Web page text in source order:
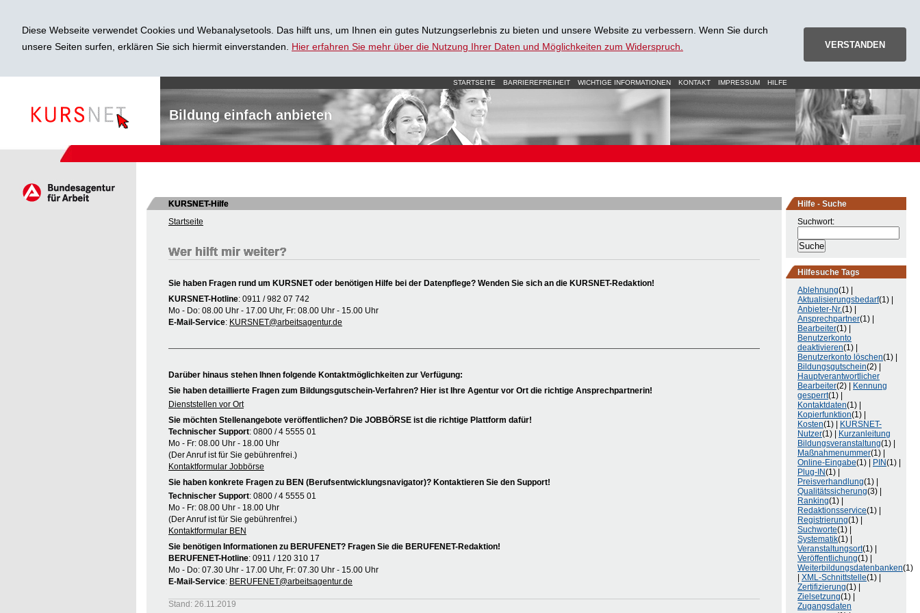
Diese Webseite verwendet Cookies und Webanalysetools. Das hilft uns, um Ihnen ein gutes Nutzungserlebnis zu bieten und unsere Website zu verbessern. Wenn Sie durch
unsere Seiten surfen, erklären Sie sich hiermit einverstanden. Hier erfahren Sie mehr über die Nutzung Ihrer Daten und Möglichkeiten zum Widerspruch. VERSTANDEN
STARTSEITE BARRIEREFREIHEIT WICHTIGE INFORMATIONEN KONTAKT IMPRESSUM HILFE
Bildung einfach anbieten
Hilfe - Suche
Suchwort:
Hilfesuche Tags
Ablehnung(1) |
Aktualisierungsbedarf(1) |
Anbieter-Nr.(1) |
Ansprechpartner(1) |
Bearbeiter(1) |
Benutzerkonto
deaktivieren(1) |
Benutzerkonto löschen(1) |
Bildungsgutschein(2) |
Hauptverantwortlicher
Bearbeiter(2) |
Kennung
gesperrt(1) |
Kontaktdaten(1) |
Kopierfunktion(1) |
Kosten(1) |
KURSNET-
Nutzer(1) |
Kurzanleitung
Bildungsveranstaltung(1) |
Maßnahmenummer(1) |
Online-Eingabe(1) | PIN(1) |
Plug-IN(1) |
Preisverhandlung(1) |
Qualitätssicherung(3) |
Ranking(1) |
Redaktionsservice(1) |
Registrierung(1) |
Suchworte(1) |
Systematik(1) |
Veranstaltungsort(1) |
Veröffentlichung(1) |
Weiterbildungsdatenbanken(1)
XML-Schnittstelle(1) |
Zertifizierung(1) |
Zielsetzung(1) |
Zugangsdaten
KURSNET-Hilfe
Startseite
Wer hilft mir weiter?
Sie haben Fragen rund um KURSNET oder benötigen Hilfe bei der Datenpflege? Wenden Sie sich an die KURSNET-Redaktion!
KURSNET-Hotline: 0911 / 982 07 742
Mo - Do: 08.00 Uhr - 17.00 Uhr, Fr: 08.00 Uhr - 15.00 Uhr
E-Mail-Service: KURSNET@arbeitsagentur.de
Darüber hinaus stehen Ihnen folgende Kontaktmöglichkeiten zur Verfügung:
Sie haben detaillierte Fragen zum Bildungsgutschein-Verfahren? Hier ist Ihre Agentur vor Ort die richtige Ansprechpartnerin!
Dienststellen vor Ort
Sie möchten Stellenangebote veröffentlichen? Die JOBBÖRSE ist die richtige Plattform dafür!
Technischer Support: 0800 / 4 5555 01
Mo - Fr: 08.00 Uhr - 18.00 Uhr
(Der Anruf ist für Sie gebührenfrei.)
Kontaktformular Jobbörse
Sie haben konkrete Fragen zu BEN (Berufsentwicklungsnavigator)? Kontaktieren Sie den Support!
Technischer Support: 0800 / 4 5555 01
Mo - Fr: 08.00 Uhr - 18.00 Uhr
(Der Anruf ist für Sie gebührenfrei.)
Kontaktformular BEN
Sie benötigen Informationen zu BERUFENET? Fragen Sie die BERUFENET-Redaktion!
BERUFENET-Hotline: 0911 / 120 310 17
Mo - Do: 07.30 Uhr - 17.00 Uhr, Fr: 07.30 Uhr - 15.00 Uhr
E-Mail-Service: BERUFENET@arbeitsagentur.de
Stand: 26.11.2019